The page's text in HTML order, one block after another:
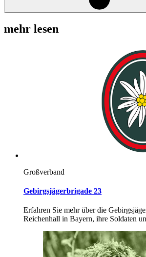
mehr lesen
Großverband
Gebirgsjägerbrigade 23
Erfahren Sie mehr über die
Reichenhall in Bayern, ihre Soldaten